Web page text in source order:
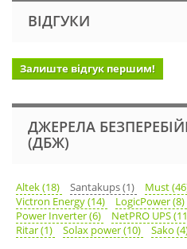
ВІДГУКИ
Залиште відгук першим!
ДЖЕРЕЛА
(ДБЖ)
Altek (18) Santakups (1) Must
Victron Energy (14)
LogicPower (8)
Power Inverter (6)
NetPRO UPS
Ritar (1)
Solax power (10) Sako